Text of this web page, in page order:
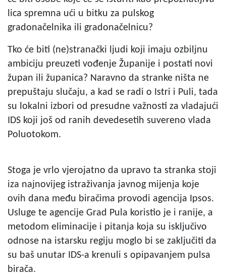
lica spremna ući u bitku za pulskog
gradonačelnika ili gradonačelnicu?
Tko će biti (ne)stranački ljudi koji imaju ozbiljnu
ambiciju preuzeti vođenje Županije i postati novi
župan ili županica? Naravno da stranke ništa ne
prepuštaju slučaju, a kad se radi o Istri i Puli, tada
su lokalni izbori od presudne važnosti za vladajući
IDS koji još od ranih devedesetih suvereno vlada
Poluotokom.
Stoga je vrlo vjerojatno da upravo ta stranka stoji
iza najnovijeg istraživanja javnog mijenja koje
ovih dana među biračima provodi agencija Ipsos.
Usluge te agencije Grad Pula koristio je i ranije, a
metodom eliminacije i pitanja koja su isključivo
odnose na istarsku regiju moglo bi se zaključiti da
su baš unutar IDS-a krenuli s opipavanjem pulsa
birača.